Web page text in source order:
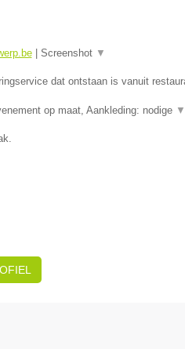
| Screenshot ▼
dat ontstaan is vanuit
op maat, Aankleding: nodige ▼